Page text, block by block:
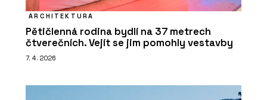
ARCHITEKTURA
Pětičlenná rodina bydlí na 37 metrech
čtverečních. Vejít se jim pomohly vestavby
7. 4. 2026